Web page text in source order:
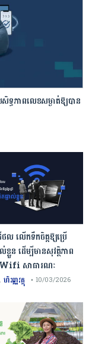
ទ្ធភាពលេខសម្ងាត់ឱ្យបាន
ល លើកទឹកចិត្តឱ្យប្រើ
លួន ដើម្បីមានសុវត្ថិភាព
Wifi​ សាធារណៈ
ហិរញ្ញវត្ថុ • 10/03/2026